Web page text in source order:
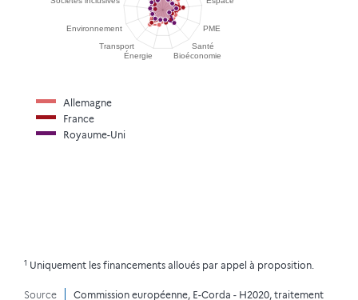
Allemagne
France
Royaume-Uni
1 Uniquement les financements alloués par appel à proposition.
Source
Commission européenne, E-Corda - H2020, traitement